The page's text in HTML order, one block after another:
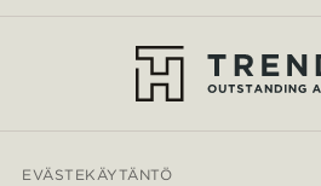
EVÄSTEKÄYTÄNTÖ